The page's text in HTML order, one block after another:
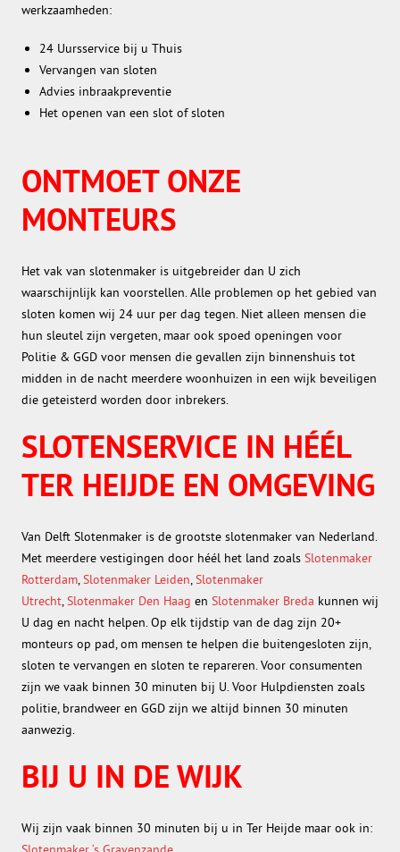
werkzaamheden:
24 Uursservice bij u Thuis
Vervangen van sloten
Advies inbraakpreventie
Het openen van een slot of sloten
ONTMOET ONZE
MONTEURS
Het vak van slotenmaker is uitgebreider dan U zich
waarschijnlijk kan voorstellen. Alle problemen op het gebied van
sloten komen wij 24 uur per dag tegen. Niet alleen mensen die
hun sleutel zijn vergeten, maar ook spoed openingen voor
Politie & GGD voor mensen die gevallen zijn binnenshuis tot
midden in de nacht meerdere woonhuizen in een wijk beveiligen
die geteisterd worden door inbrekers.
SLOTENSERVICE IN HÉÉL
TER HEIJDE EN OMGEVING
Van Delft Slotenmaker is de grootste slotenmaker van Nederland.
Met meerdere vestigingen door héél het land zoals Slotenmaker
Rotterdam,Slotenmaker Leiden,Slotenmaker
Utrecht,Slotenmaker Den Haag en Slotenmaker Breda kunnen wij
U dag en nacht helpen. Op elk tijdstip van de dag zijn 20+
monteurs op pad, om mensen te helpen die buitengesloten zijn,
sloten te vervangen en sloten te repareren. Voor consumenten
zijn we vaak binnen 30 minuten bij U. Voor Hulpdiensten zoals
politie, brandweer en GGD zijn we altijd binnen 30 minuten
aanwezig.
BIJ U IN DE WIJK
Wij zijn vaak binnen 30 minuten bij u in Ter Heijde maar ook in: